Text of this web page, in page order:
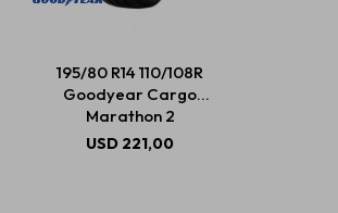
195/80 R14 110/108R
Goodyear Cargo
Marathon 2
USD 221,00